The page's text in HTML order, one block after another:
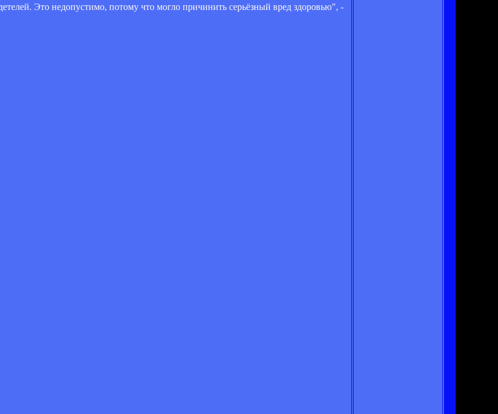
Это недопустимо, потому что могло причинить серьёзный вред здоровью", -